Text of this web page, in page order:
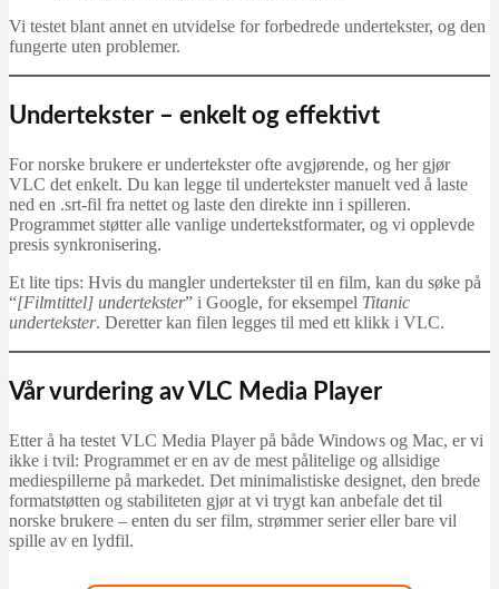
Vi testet blant annet en utvidelse for forbedrede undertekster, og den
fungerte uten problemer.
Undertekster – enkelt og effektivt
For norske brukere er undertekster ofte avgjørende, og her gjør
VLC det enkelt. Du kan legge til undertekster manuelt ved å laste
ned en .srt‑fil fra nettet og laste den direkte inn i spilleren.
Programmet støtter alle vanlige undertekstformater, og vi opplevde
presis synkronisering.
Et lite tips: Hvis du mangler undertekster til en film, kan du søke på
“[Filmtittel] undertekster” i Google, for eksempel Titanic
undertekster. Deretter kan filen legges til med ett klikk i VLC.
Vår vurdering av VLC Media Player
Etter å ha testet VLC Media Player på både Windows og Mac, er vi
ikke i tvil: Programmet er en av de mest pålitelige og allsidige
mediespillerne på markedet. Det minimalistiske designet, den brede
formatstøtten og stabiliteten gjør at vi trygt kan anbefale det til
norske brukere – enten du ser film, strømmer serier eller bare vil
spille av en lydfil.